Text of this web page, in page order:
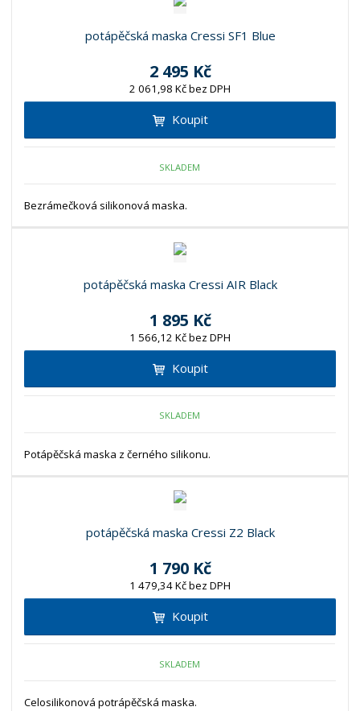
potápěčská maska Cressi SF1 Blue
2 495 Kč
2 061,98 Kč bez DPH
Koupit
SKLADEM
Bezrámečková silikonová maska.
potápěčská maska Cressi AIR Black
1 895 Kč
1 566,12 Kč bez DPH
Koupit
SKLADEM
Potápěčská maska z černého silikonu.
potápěčská maska Cressi Z2 Black
1 790 Kč
1 479,34 Kč bez DPH
Koupit
SKLADEM
Celosilikonová potrápěčská maska.